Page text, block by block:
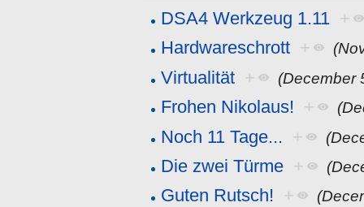
DSA4 Werkzeug 1.11 +
Hardwareschrott +
Virtualität + (December
Frohen Nikolaus! +
Noch 11 Tage... +
Die zwei Türme +
Guten Rutsch! +